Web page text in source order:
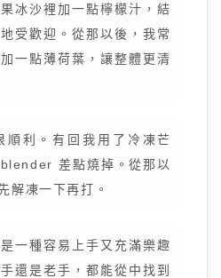
冰沙裡加一點檸檬汁，結
受歡迎。從那以後，我常
一點薄荷葉，讓整體更清
順利。有回我用了冷凍芒
差點燒掉。從那以
解凍一下再打。
一種容易上手又充滿樂趣
還是老手，都能從中找到